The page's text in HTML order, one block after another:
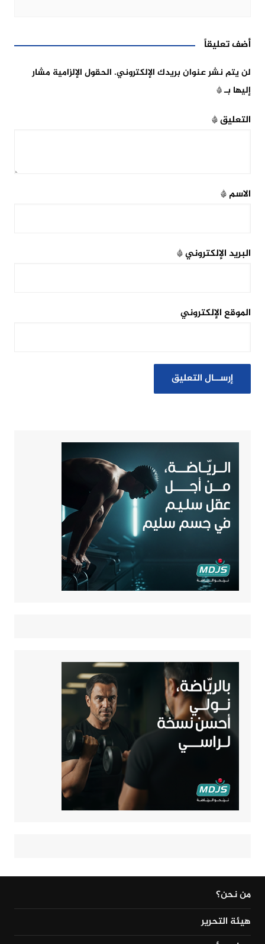
أضف تعليقاً
لن يتم نشر عنوان بريدك الإلكتروني. الحقول الإلزامية مشار
إليها بـ*
التعليق*
الاسم*
البريد الإلكتروني*
الموقع الإلكتروني
من نحن؟
هيئة التحرير